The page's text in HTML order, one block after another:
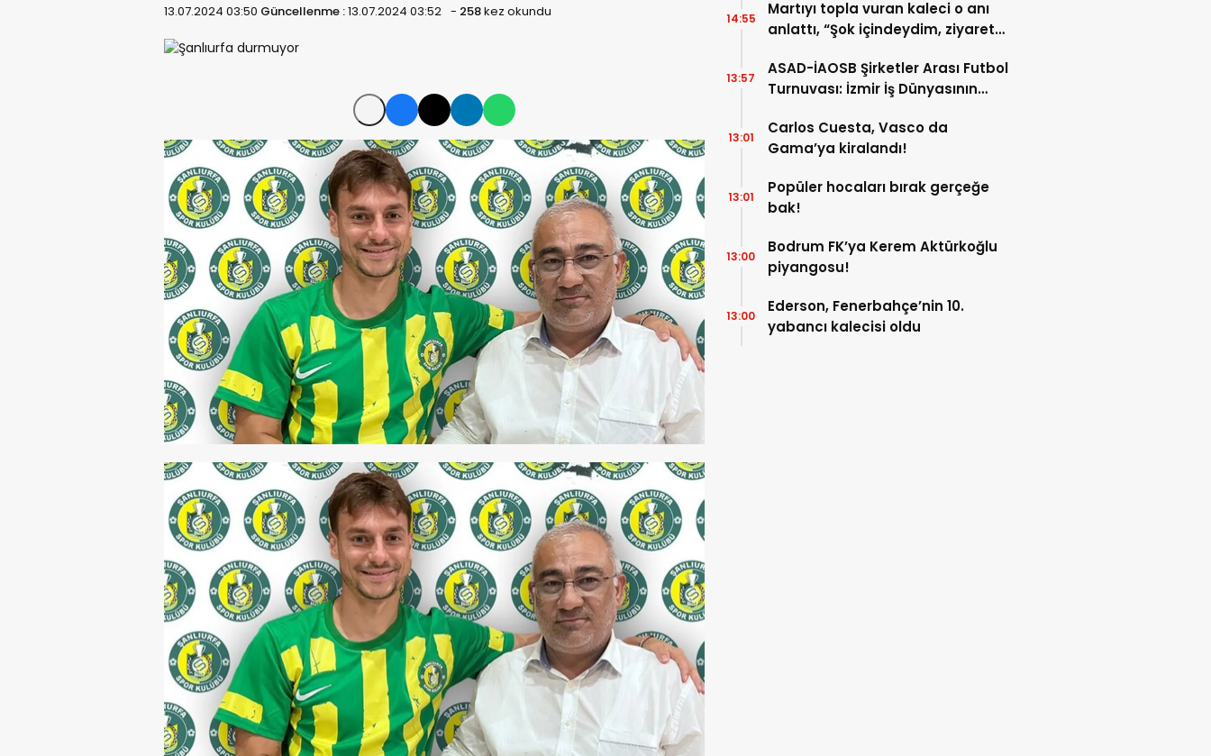
13.07.2024 03:50 Güncellenme :13.07.2024 03:52 - 258kez okundu
Martıyı topla vuran kaleci o anı
anlattı, “Şok içindeydim, ziyarete
14:55
ASAD-İAOSB Şirketler Arası Futbol
Turnuvası: İzmir İş Dünyasının
13:57
Carlos Cuesta, Vasco da
Gama’ya kiralandı!
13:01
Popüler hocaları bırak gerçeğe
bak!
13:01
Bodrum FK’ya Kerem Aktürkoğlu
piyangosu!
13:00
Ederson, Fenerbahçe’nin 10.
yabancı kalecisi oldu
13:00